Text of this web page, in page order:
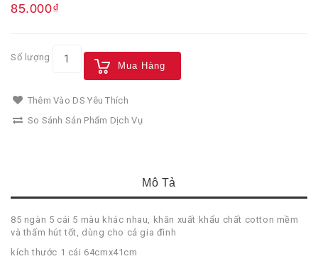
85.000₫
Số lượng
Mua Hàng
Thêm Vào DS Yêu Thích
So Sánh Sản Phẩm Dịch Vụ
Mô Tả
85 ngàn 5 cái 5 màu khác nhau, khăn xuất khẩu chất cotton mềm
và thấm hút tốt, dùng cho cả gia đình
kích thước 1 cái 64cmx41cm